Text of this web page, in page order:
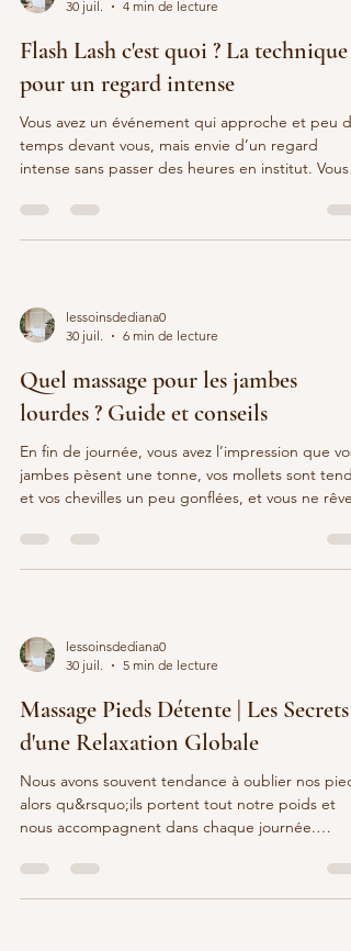
30 juil.
4 min de lecture
Flash Lash c'est quoi ? La technique
pour un regard intense
Vous avez un événement qui approche et peu de
temps devant vous, mais envie d’un regard
intense sans passer des heures en institut. Vous
» sans vraiment savoir de quoi il s’agit. Cette
technique express se distingue des extensions
sublimer votre regard en un temps record tout
restant légère à porter. Flash Lash : la solution
lessoinsdediana0
30 juil.
6 min de lecture
Quel massage pour les jambes
lourdes ? Guide et conseils
En fin de journée, vous avez l’impression que vos
jambes pèsent une tonne, vos mollets sont
et vos chevilles un peu gonflées, et vous ne rêvez
soulager. Cette sensation de jambes lourdes est
très fréquente chez les femmes actives, surtout
en massages bien-être, je vois chaque semaine
des femmes qui arrivent avec cette même plainte
lessoinsdediana0
30 juil.
5 min de lecture
Massage Pieds Détente | Les Secrets
d'une Relaxation Globale
Nous avons souvent tendance à oublier nos
alors qu&rsquo;ils portent tout notre poids et
nous accompagnent dans chaque journée.
clé pour relâcher la pression. Un massage pieds
détente ne se limite pas à soulager la plante des